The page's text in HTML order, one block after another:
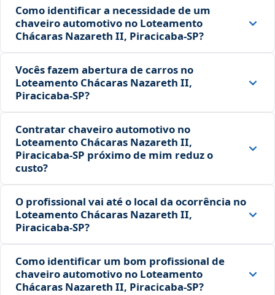
Como identificar a necessidade de um
chaveiro automotivo no Loteamento
Chácaras Nazareth II, Piracicaba‑SP?
Vocês fazem abertura de carros no
Loteamento Chácaras Nazareth II,
Piracicaba‑SP?
Contratar chaveiro automotivo no
Loteamento Chácaras Nazareth II,
Piracicaba‑SP próximo de mim reduz o
custo?
O profissional vai até o local da ocorrência no
Loteamento Chácaras Nazareth II,
Piracicaba‑SP?
Como identificar um bom profissional de
chaveiro automotivo no Loteamento
Chácaras Nazareth II, Piracicaba‑SP?